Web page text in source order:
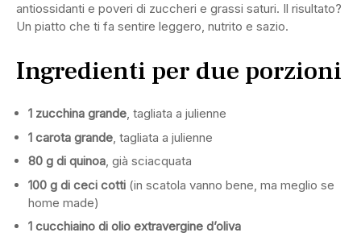
antiossidanti e poveri di zuccheri e grassi saturi. Il risultato?
Un piatto che ti fa sentire leggero, nutrito e sazio.
Ingredienti per due porzioni
1 zucchina grande, tagliata a julienne
1 carota grande , tagliata a julienne
80 g di quinoa, già sciacquata
100 g di ceci cotti (in scatola vanno bene, ma meglio se
home made)
1 cucchiaino di olio extravergine d’oliva